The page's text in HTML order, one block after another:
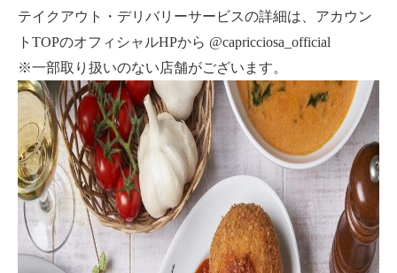
テイクアウト・デリバリーサービスの詳細は、アカウン
トTOPのオフィシャルHPから @capricciosa_official
※一部取り扱いのない店舗がございます。